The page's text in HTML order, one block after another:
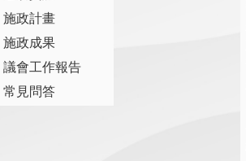
施政計畫
施政成果
議會工作報告
常見問答